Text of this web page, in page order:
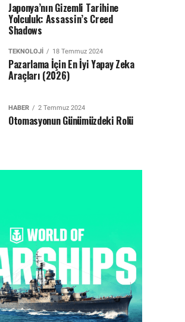
Japonya’nın Gizemli Tarihine
Yolculuk: Assassin’s Creed
Shadows
TEKNOLOJI 18 Temmuz 2024
Pazarlama İçin En İyi Yapay Zeka
Araçları (2026)
HABER 2 Temmuz 2024
Otomasyonun Günümüzdeki Rolü